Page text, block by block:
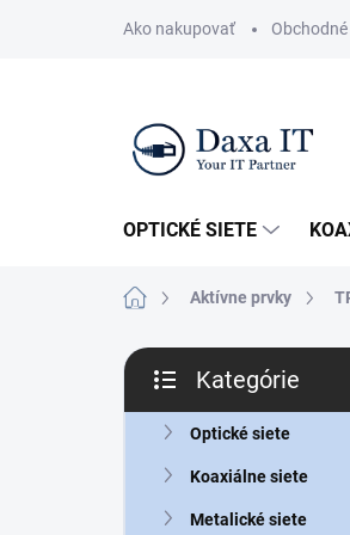
Ako nakupovať
OPTICKÉ SIETE
DomovAktívne prvky
B
č
kategórie
Kategórie
Optické siete
Koaxiálne siete
Metalické siete